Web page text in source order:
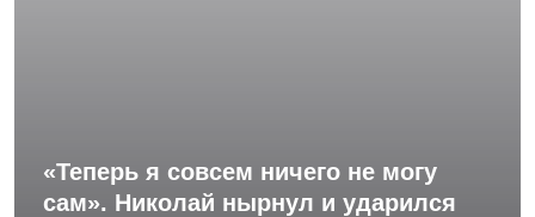
«Теперь я совсем ничего не могу
сам». Николай нырнул и ударился